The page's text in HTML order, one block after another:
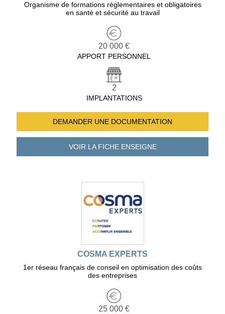
Organisme de formations réglementaires et obligatoires
en santé et sécurité au travail
20 000 €
APPORT PERSONNEL
2
IMPLANTATIONS
DEMANDER UNE DOCUMENTATION
VOIR LA FICHEENSEIGNE
COSMA EXPERTS
1er réseau français de conseil en optimisation des coûts
des entreprises
25 000 €